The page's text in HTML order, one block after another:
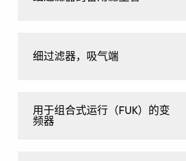
细过滤器，吸气端
用于组合式运行（FUK）的变
频器